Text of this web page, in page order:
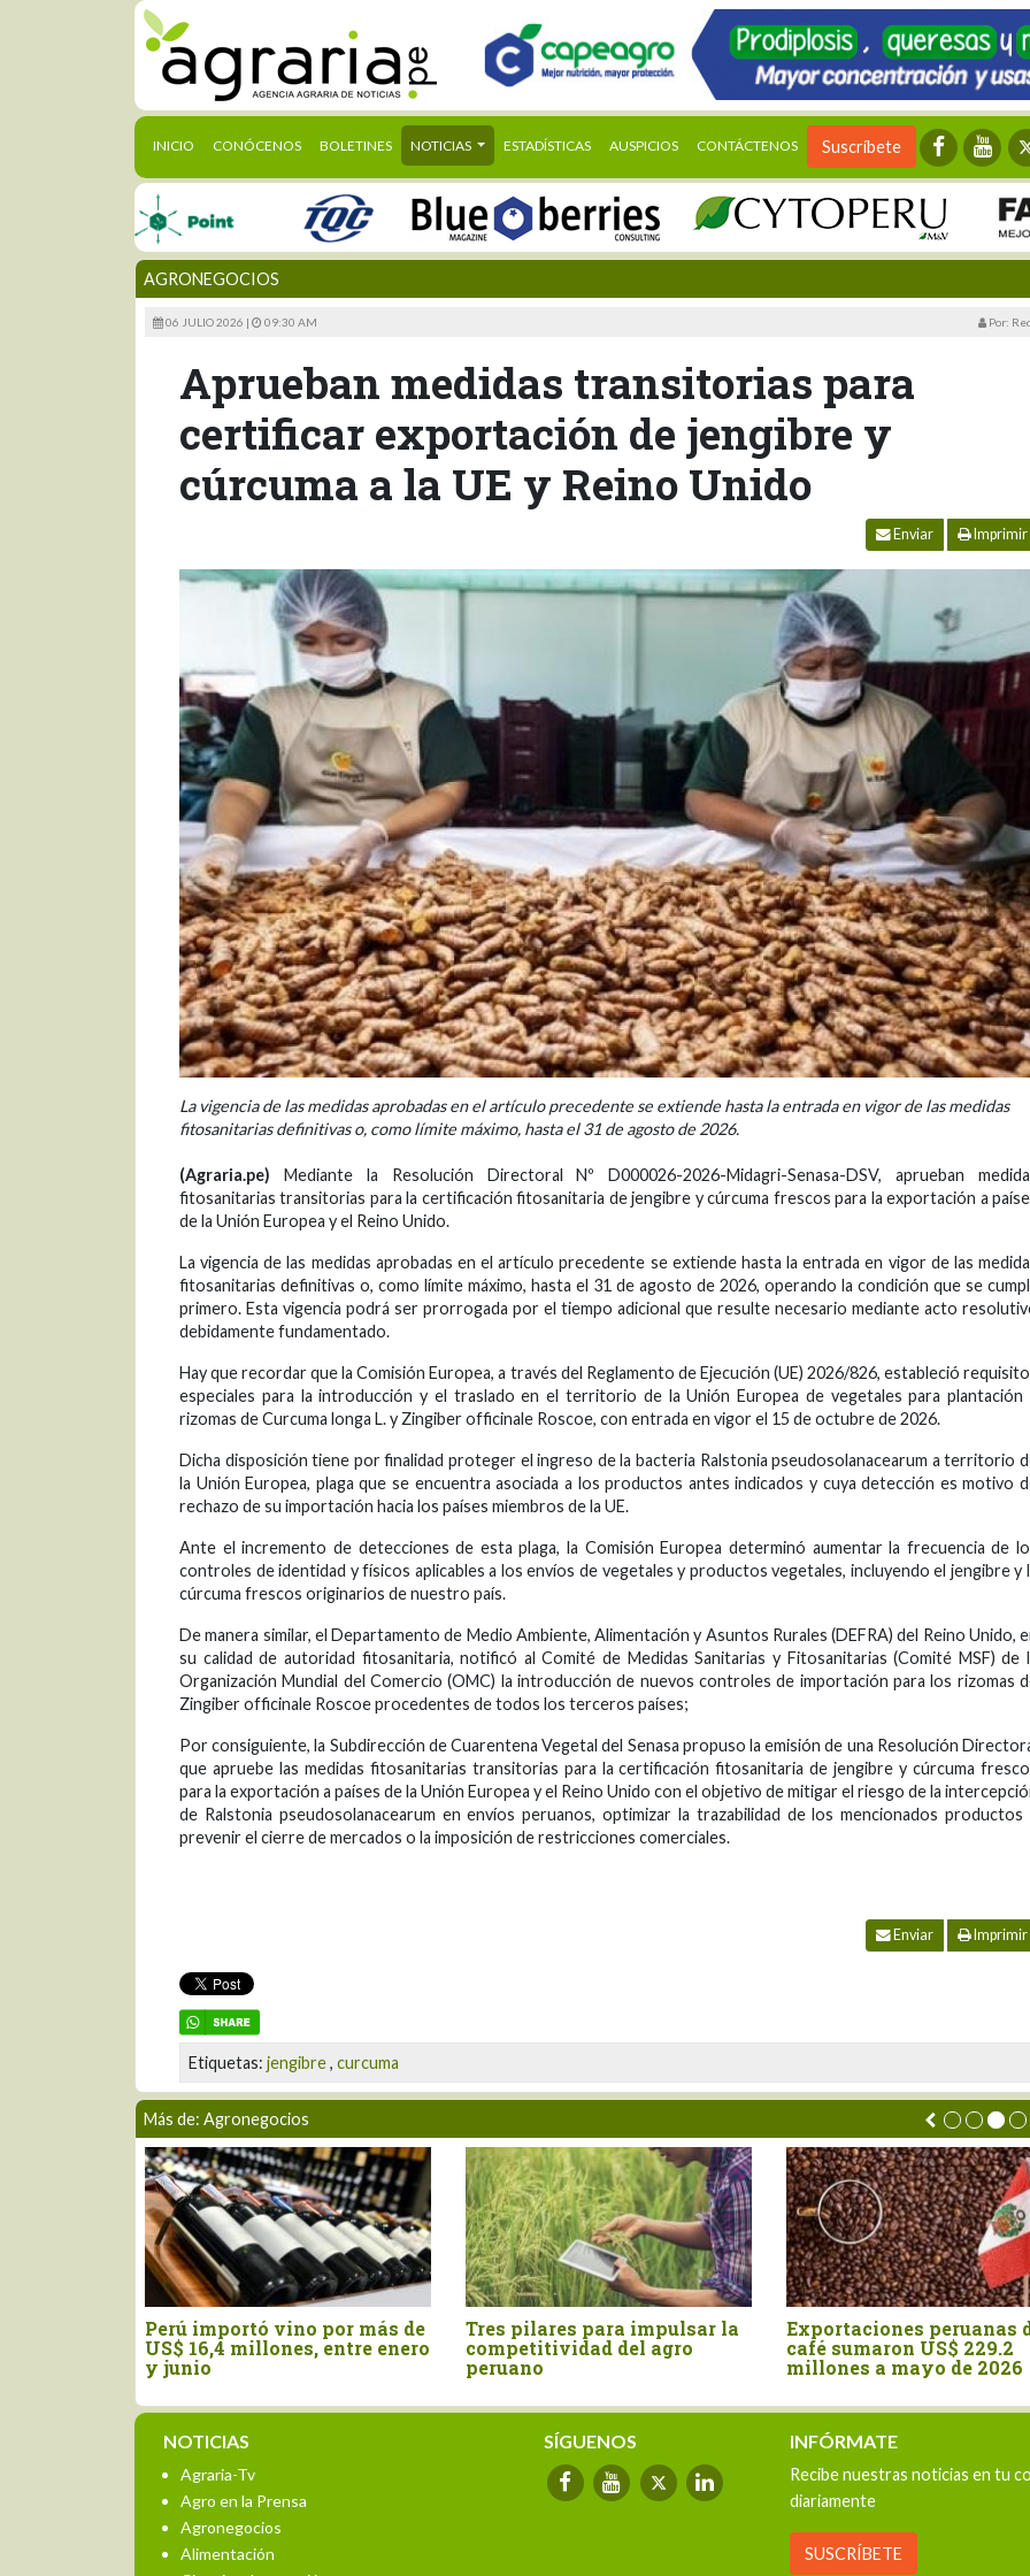
INICIO (CURRENT)
CONÓCENOS BOLETINES NOTICIAS ESTADÍSTICAS AUSPICIOS CONTÁCTENOS Suscríbete
AGRONEGOCIOS
06 JULIO 2026 | 09:30 AM Por:
Aprueban medidas transitorias para
certificar exportación de jengibre y
cúrcuma a la UE y Reino Unido
Enviar Imprimir
La vigencia de las medidas aprobadas en el artículo precedente se extiende hasta la entrada en vigor de las medidas
fitosanitarias definitivas o, como límite máximo, hasta el 31 de agosto de 2026.
(Agraria.pe) Mediante la Resolución Directoral Nº D000026-2026-Midagri-Senasa-DSV, aprueban
fitosanitarias transitorias para la certificación fitosanitaria de jengibre y cúrcuma frescos para la exportación a
de la Unión Europea y el Reino Unido.
La vigencia de las medidas aprobadas en el artículo precedente se extiende hasta la entrada en vigor de las
fitosanitarias definitivas o, como límite máximo, hasta el 31 de agosto de 2026, operando la condición que se
primero. Esta vigencia podrá ser prorrogada por el tiempo adicional que resulte necesario mediante acto
debidamente fundamentado.
Hay que recordar que la Comisión Europea, a través del Reglamento de Ejecución (UE) 2026/826, estableció
especiales para la introducción y el traslado en el territorio de la Unión Europea de vegetales para plantación
rizomas de Curcuma longa L. y Zingiber officinale Roscoe, con entrada en vigor el 15 de octubre de 2026.
Dicha disposición tiene por finalidad proteger el ingreso de la bacteria Ralstonia pseudosolanacearum a territorio
la Unión Europea, plaga que se encuentra asociada a los productos antes indicados y cuya detección es motivo
rechazo de su importación hacia los países miembros de la UE.
Ante el incremento de detecciones de esta plaga, la Comisión Europea determinó aumentar la frecuencia de
controles de identidad y físicos aplicables a los envíos de vegetales y productos vegetales, incluyendo el jengibre y
cúrcuma frescos originarios de nuestro país.
De manera similar, el Departamento de Medio Ambiente, Alimentación y Asuntos Rurales (DEFRA) del Reino Unido,
su calidad de autoridad fitosanitaria, notificó al Comité de Medidas Sanitarias y Fitosanitarias (Comité MSF) de
Organización Mundial del Comercio (OMC) la introducción de nuevos controles de importación para los rizomas
Zingiber officinale Roscoe procedentes de todos los terceros países;
Por consiguiente, la Subdirección de Cuarentena Vegetal del Senasa propuso la emisión de una Resolución
que apruebe las medidas fitosanitarias transitorias para la certificación fitosanitaria de jengibre y cúrcuma
para la exportación a países de la Unión Europea y el Reino Unido con el objetivo de mitigar el riesgo de la
de Ralstonia pseudosolanacearum en envíos peruanos, optimizar la trazabilidad de los mencionados productos
prevenir el cierre de mercados o la imposición de restricciones comerciales.
Enviar Imprimir
Etiquetas: jengibre, curcuma
Más de: Agronegocios
importó vino por más de
millones, entre enero
Tres pilares para impulsar la
competitividad del agro
Exportaciones peruanas de
café sumaron US$ 229.2
millones a mayo de 2026
Perú:
crecen
sector
NOTICIAS
Agraria-Tv
Agro en la Prensa
Agronegocios
Alimentación
SÍGUENOS INFÓRMATE
Recibe nuestras noticias en tu
diariamente
SUSCRÍBETE